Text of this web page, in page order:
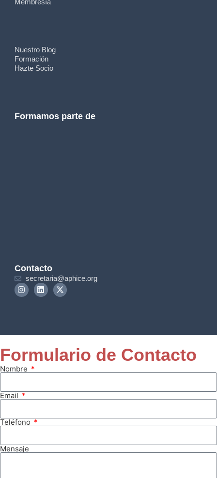
Membresía
Nuestro Blog
Formación
Hazte Socio
Formamos parte de
Contacto
secretaria@aphice.org
Formulario de Contacto
Nombre
Email
Teléfono
Mensaje